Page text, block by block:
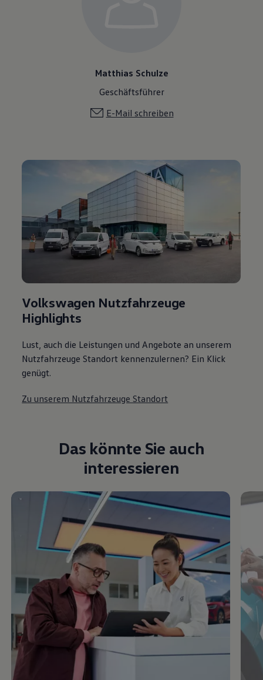
Matthias Schulze
Geschäftsführer
E-Mail schreiben
Volkswagen Nutzfahrzeuge
Highlights
Lust, auch die Leistungen und Angebote an unserem
Nutzfahrzeuge Standort kennenzulernen? Ein Klick
genügt.
Zu unserem Nutzfahrzeuge Standort
Das könnte Sie auch
interessieren